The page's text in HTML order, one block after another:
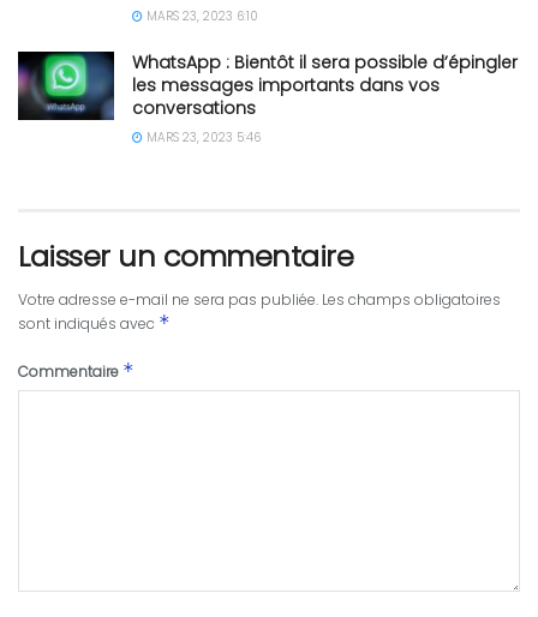
MARS 23, 2023 6:10
WhatsApp : Bientôt il sera possible d’épingler
les messages importants dans vos
conversations
MARS 23, 2023 5:46
Laisser un commentaire
Votre adresse e-mail ne sera pas publiée. Les champs obligatoires
sont indiqués avec *
Commentaire *